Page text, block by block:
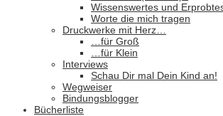
Wissenswertes und
Worte die mich tragen
Druckwerke mit Herz…
…für Groß
…für Klein
Interviews
Schau Dir mal Dein Kind an!
Wegweiser
Bindungsblogger
Bücherliste